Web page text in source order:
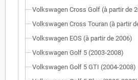
Volkswagen Cross Golf (à partir de
Volkswagen Cross Touran (à partir
Volkswagen EOS (à partir de 2006)
Volkswagen Golf 5 (2003-2008)
Volkswagen Golf 5 GTI (2004-2008)